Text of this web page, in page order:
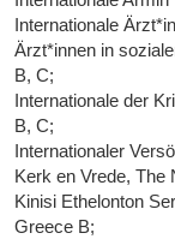
Internationale
Ärzt*innen in
B, C;
Internationale der
B, C;
Internationaler
Kerk en Vrede, The
Kinisi Ethelonton
Greece B;